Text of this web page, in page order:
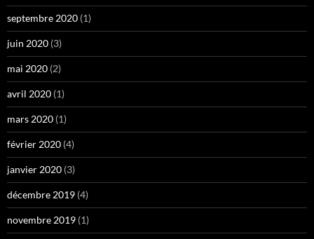
septembre 2020 (1)
juin 2020 (3)
mai 2020 (2)
avril 2020 (1)
mars 2020 (1)
février 2020 (4)
janvier 2020 (3)
décembre 2019 (4)
novembre 2019 (1)